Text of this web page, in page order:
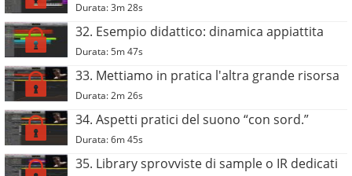
Durata: 3m 28s
32. Esempio didattico: dinamica appiattita
Durata: 5m 47s
33. Mettiamo in pratica l'altra grande risorsa
Durata: 2m 26s
34. Aspetti pratici del suono “con sord.”
Durata: 6m 45s
35. Library sprovviste di sample o IR dedicati